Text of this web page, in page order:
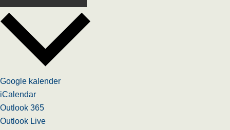
Google kalender
iCalendar
Outlook 365
Outlook Live